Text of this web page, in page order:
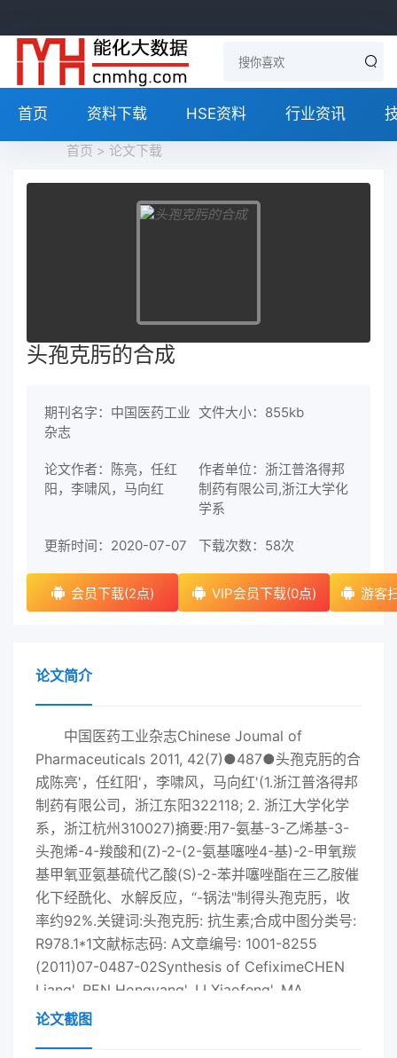
首页 资料下载 HSE资料 行业资讯
首页 > 论文下载
头孢克肟的合成
期刊名字：中国医药工业
杂志
文件大小：855kb
论文作者：陈亮，任红
阳，李啸风，马向红
作者单位：浙江普洛得邦
制药有限公司,浙江大学化
学系
更新时间：2020-07-07 下载次数： 58次
会员下载(2点) VIP会员下载(0点) 游客
论文简介
中国医药工业杂志Chinese Joumal of
Pharmaceuticals 2011, 42(7)●487●头孢克肟的合
成陈亮'，任红阳'，李啸风，马向红'(1.浙江普洛得邦
制药有限公司，浙江东阳322118; 2. 浙江大学化学
系，浙江杭州310027)摘要:用7-氨基-3-乙烯基-3-
头孢烯-4-羧酸和(Z)-2-(2-氨基噻唑4-基)-2-甲氧羰
基甲氧亚氨基硫代乙酸(S)-2-苯并噻唑酯在三乙胺催
化下经酰化、水解反应，“-锅法"制得头孢克肟，收
率约92%.关键词:头孢克肟: 抗生素;合成中图分类号:
R978.1*1文献标志码: A文章编号: 1001-8255
(2011)07-0487-02Synthesis of CefiximeCHEN
Liang', REN Hongyang', LI Xiaofeng', MA
Xianghong'(1. Zhejiang Aplatospo
论文截图